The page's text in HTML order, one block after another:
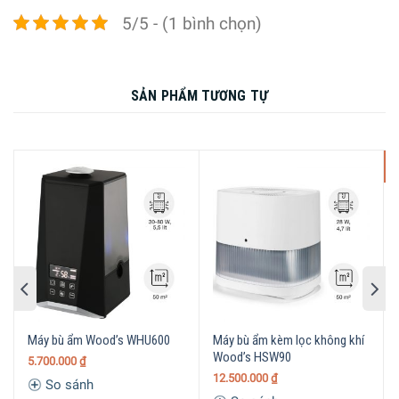
Công nghệ bù
Công nghệ Ultrasonic
tiết kiệm năng lượng
– Tích hợp đèn ngủ dịu
– Bộ điều chỉnh độ ẩm
vô cấp
Kích thước –
Khối lượng
Cao 14 cm x Rộng 27,5
cm x Sâu 33,4 cm –
Nặng 2,2 Kg
5/5 - (1 bình chọn)
SẢN PHẨM TƯƠNG TỰ
Máy bù ẩm Wood’s WHU600
5.700.000 ₫
So sánh
Máy bù ẩm kèm lọc không khí
Wood’s HSW90
12.500.000 ₫